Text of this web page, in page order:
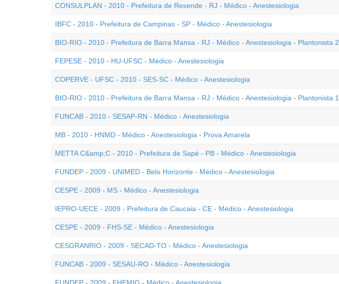
CONSULPLAN - 2010 - Prefeitura de Resende - RJ - Médico - Anestesiologia
IBFC - 2010 - Prefeitura de Campinas - SP - Médico - Anestesiologia
BIO-RIO - 2010 - Prefeitura de Barra Mansa - RJ - Médico - Anestesiologia - Plantonista 2
FEPESE - 2010 - HU-UFSC - Médico - Anestesiologia
COPERVE - UFSC - 2010 - SES-SC - Médico - Anestesiologia
BIO-RIO - 2010 - Prefeitura de Barra Mansa - RJ - Médico - Anestesiologia - Plantonista 1
FUNCAB - 2010 - SESAP-RN - Médico - Anestesiologia
MB - 2010 - HNMD - Médico - Anestesiologia - Prova Amarela
METTA C&amp;C - 2010 - Prefeitura de Sapé - PB - Médico - Anestesiologia
FUNDEP - 2009 - UNIMED - Belo Horizonte - Médico - Anestesiologia
CESPE - 2009 - MS - Médico - Anestesiologia
IEPRO-UECE - 2009 - Prefeitura de Caucaia - CE - Médico - Anestesiologia
CESPE - 2009 - FHS-SE - Médico - Anestesiologia
CESGRANRIO - 2009 - SECAD-TO - Médico - Anestesiologia
FUNCAB - 2009 - SESAU-RO - Médico - Anestesiologia